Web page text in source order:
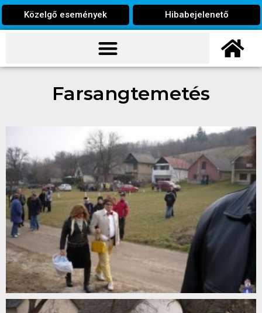
Közelgő események Hibabejelenető
Farsangtemetés